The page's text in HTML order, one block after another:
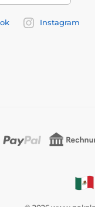
Instagram